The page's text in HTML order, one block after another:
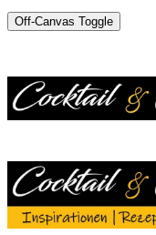
Off-Canvas Toggle